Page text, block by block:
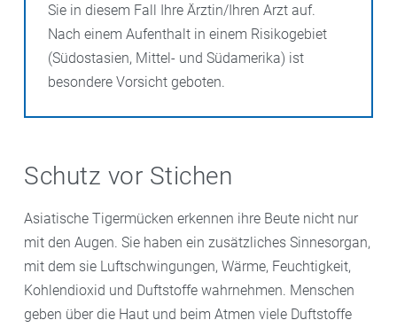
Sie in diesem Fall Ihre Ärztin/Ihren Arzt auf.
Nach einem Aufenthalt in einem Risikogebiet
(Südostasien, Mittel- und Südamerika) ist
besondere Vorsicht geboten.
Schutz vor Stichen
Asiatische Tigermücken erkennen ihre Beute nicht nur
mit den Augen. Sie haben ein zusätzliches Sinnesorgan,
mit dem sie Luftschwingungen, Wärme, Feuchtigkeit,
Kohlendioxid und Duftstoffe wahrnehmen. Menschen
geben über die Haut und beim Atmen viele Duftstoffe